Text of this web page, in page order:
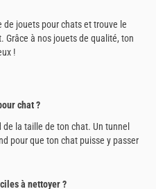
jouets pour chats et trouve le
à nos jouets de qualité, ton
!
chat ?
la taille de ton chat. Un tunnel
pour que ton chat puisse y passer
à nettoyer ?